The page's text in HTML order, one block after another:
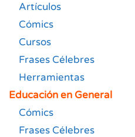
Artículos
Cómics
Cursos
Frases Célebres
Herramientas
Educación en General
Cómics
Frases Célebres